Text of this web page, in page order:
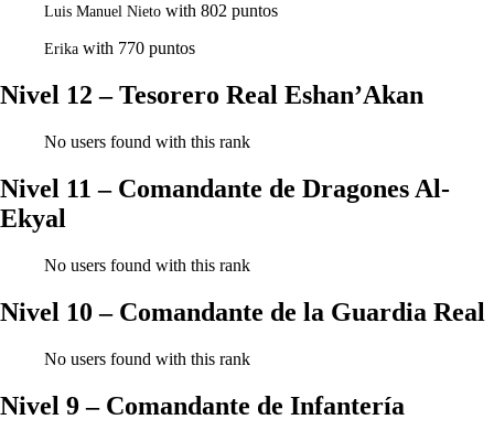
Luis Manuel Nieto with 802 puntos
Erika with 770 puntos
Nivel 12 – Tesorero Real Eshan’Akan
No users found with this rank
Nivel 11 – Comandante de Dragones Al-
Ekyal
No users found with this rank
Nivel 10 – Comandante de la Guardia Real
No users found with this rank
Nivel 9 – Comandante de Infantería